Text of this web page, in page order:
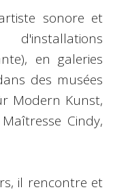
sonore et
en galeries
des musées
Modern Kunst,
Cindy,
il rencontre et